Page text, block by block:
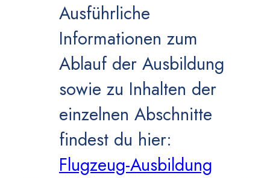
Ausführliche
Informationen zum
Ablauf der Ausbildung
sowie zu Inhalten der
einzelnen Abschnitte
findest du hier:
Flugzeug-Ausbildung